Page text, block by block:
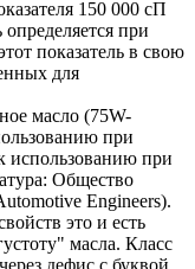
150 000 сП
при
показатель в свою
для
масло (75W-
при
использованию при
Общество
Engineers).
это и есть
масла. Класс
дефис с буквой